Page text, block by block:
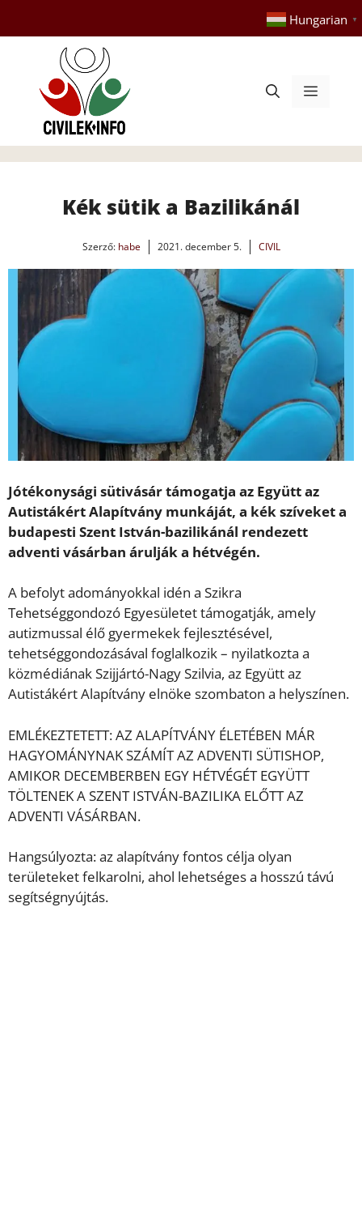
tartalomba
Hungarian ▼
Menü
Kék sütik a Bazilikánál
Szerző: habe 2021. december 5. CIVIL
Jótékonysági sütivásár támogatja az Együtt az
Autistákért Alapítvány munkáját, a kék szíveket a
budapesti Szent István-bazilikánál rendezett
adventi vásárban árulják a hétvégén.
A befolyt adományokkal idén a Szikra
Tehetséggondozó Egyesületet támogatják, amely
autizmussal élő gyermekek fejlesztésével,
tehetséggondozásával foglalkozik – nyilatkozta a
közmédiának Szijjártó-Nagy Szilvia, az Együtt az
Autistákért Alapítvány elnöke szombaton a helyszínen.
EMLÉKEZTETETT: AZ ALAPÍTVÁNY ÉLETÉBEN MÁR
HAGYOMÁNYNAK SZÁMÍT AZ ADVENTI SÜTISHOP,
AMIKOR DECEMBERBEN EGY HÉTVÉGÉT EGYÜTT
TÖLTENEK A SZENT ISTVÁN-BAZILIKA ELŐTT AZ
ADVENTI VÁSÁRBAN.
Hangsúlyozta: az alapítvány fontos célja olyan
területeket felkarolni, ahol lehetséges a hosszú távú
segítségnyújtás.